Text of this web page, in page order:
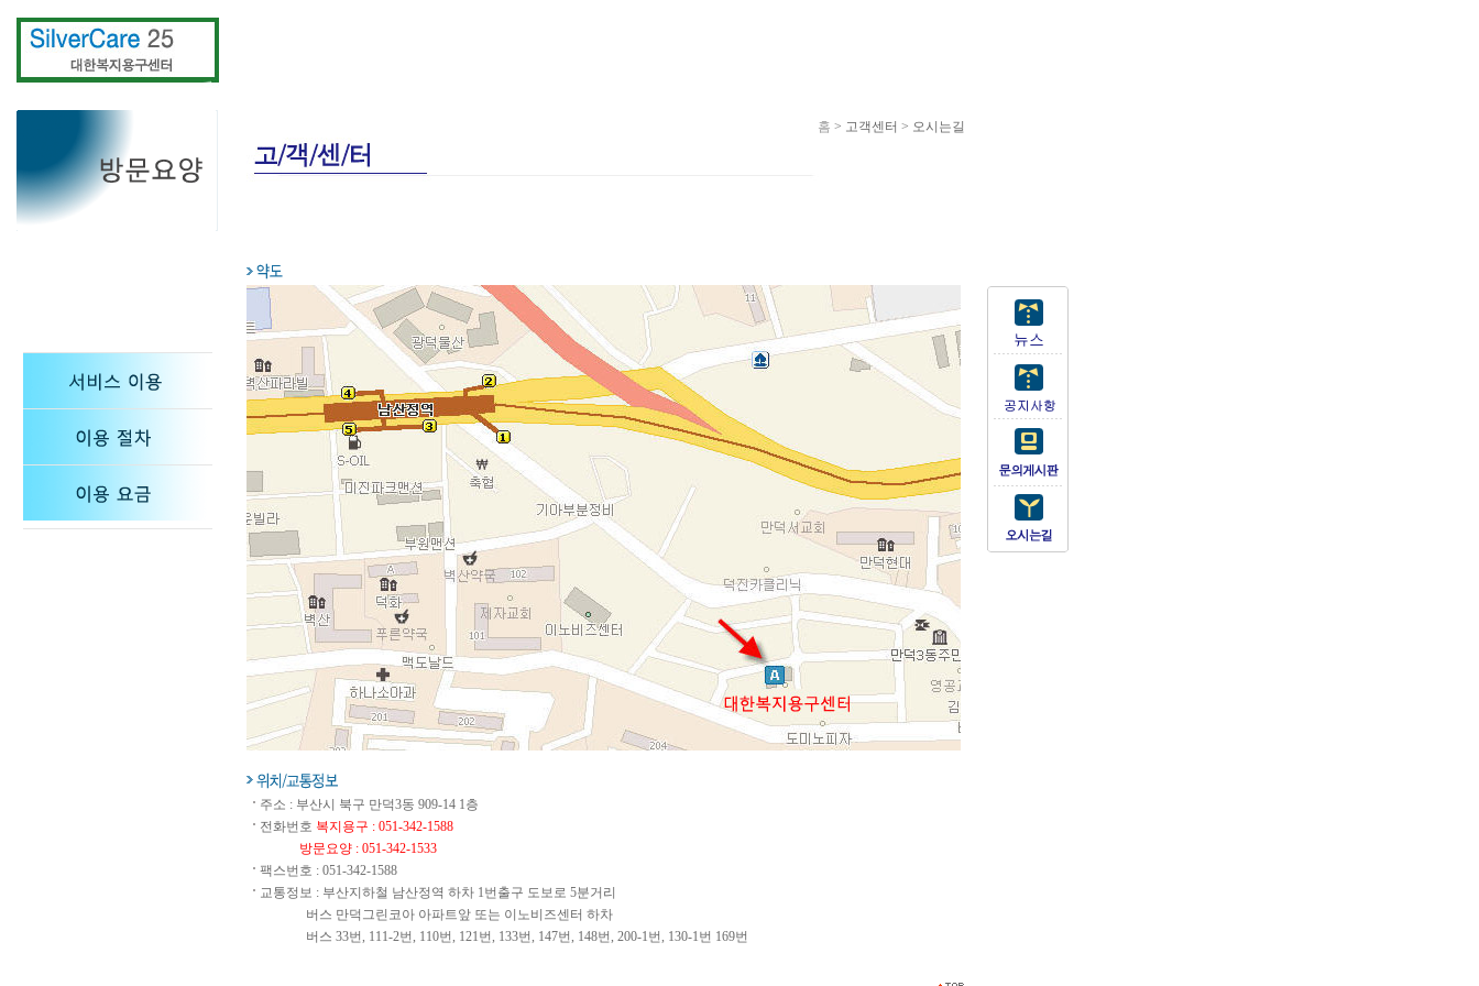
홈 > 고객센터 > 오시는길
주소 : 부산시 북구 만덕3동 909-14 1층
전화번호 복지용구 : 051-342-1588
방문요양 : 051-342-1533
팩스번호 : 051-342-1588
교통정보 : 부산지하철 남산정역 하차 1번출구 도보로 5분거리
버스 만덕그린코아 아파트앞 또는 이노비즈센터 하차
버스 33번, 111-2번, 110번, 121번, 133번, 147번, 148번, 200-1번, 130-1번 169번